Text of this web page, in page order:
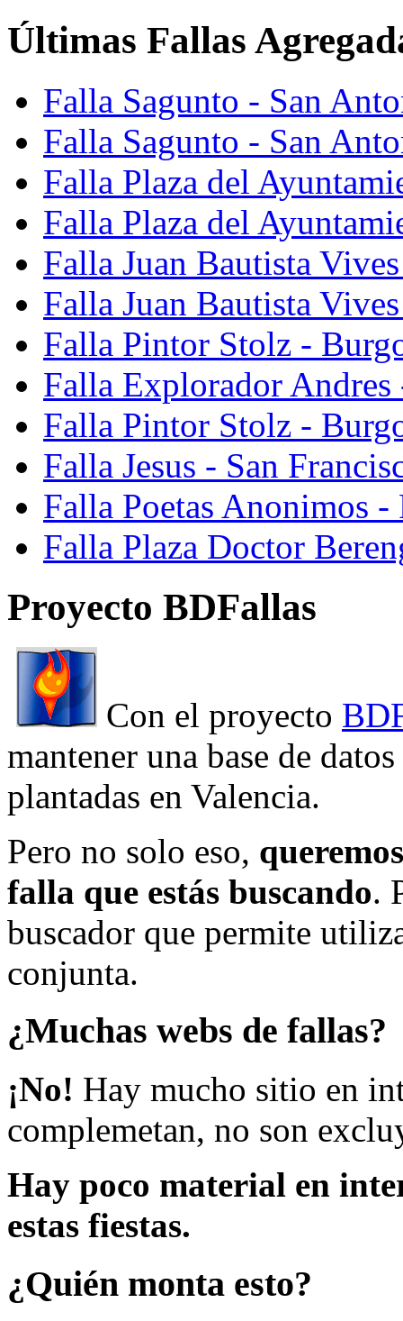
Últimas Fallas
Falla Sagunto - San
Falla Sagunto - San
Falla Plaza del
Falla Plaza del
Falla Juan Bautista
Falla Juan Bautista
Falla Pintor Stolz -
Falla Explorador Andres
Falla Pintor Stolz -
Falla Jesus - San
Falla Poetas Anonimos
Falla Plaza Doctor
Proyecto BDFallas
Con el proyecto
mantener una base de
plantadas en Valencia.
Pero no solo eso,
falla que estás buscando.
buscador que permite
conjunta.
¿Muchas webs de fallas?
¡No! Hay mucho sitio en
complemetan, no son
Hay poco material en
estas fiestas.
¿Quién monta esto?